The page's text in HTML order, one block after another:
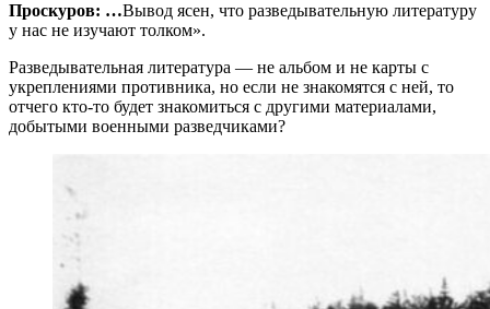
Проскуров: …Вывод ясен, что разведывательную литературу
у нас не изучают толком».
Разведывательная литература — не альбом и не карты с
укреплениями противника, но если не знакомятся с ней, то
отчего кто-то будет знакомиться с другими материалами,
добытыми военными разведчиками?